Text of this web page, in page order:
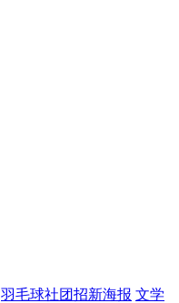
羽毛球社团招新海报 文学